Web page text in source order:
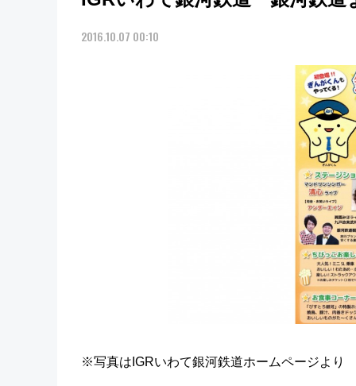
2016.10.07 00:10
※写真はIGRいわて銀河鉄道ホームページより